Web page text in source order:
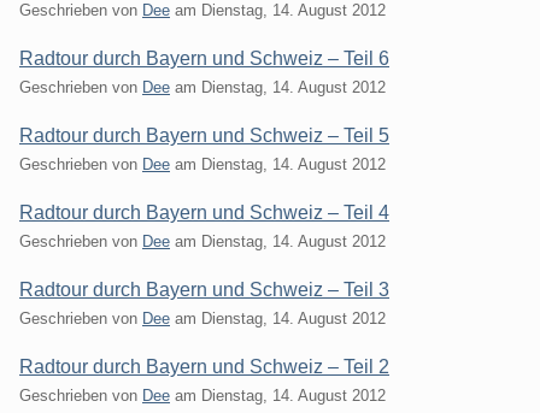
Geschrieben von Dee am Dienstag, 14. August 2012
Radtour durch Bayern und Schweiz – Teil 6
Geschrieben von Dee am Dienstag, 14. August 2012
Radtour durch Bayern und Schweiz – Teil 5
Geschrieben von Dee am Dienstag, 14. August 2012
Radtour durch Bayern und Schweiz – Teil 4
Geschrieben von Dee am Dienstag, 14. August 2012
Radtour durch Bayern und Schweiz – Teil 3
Geschrieben von Dee am Dienstag, 14. August 2012
Radtour durch Bayern und Schweiz – Teil 2
Geschrieben von Dee am Dienstag, 14. August 2012